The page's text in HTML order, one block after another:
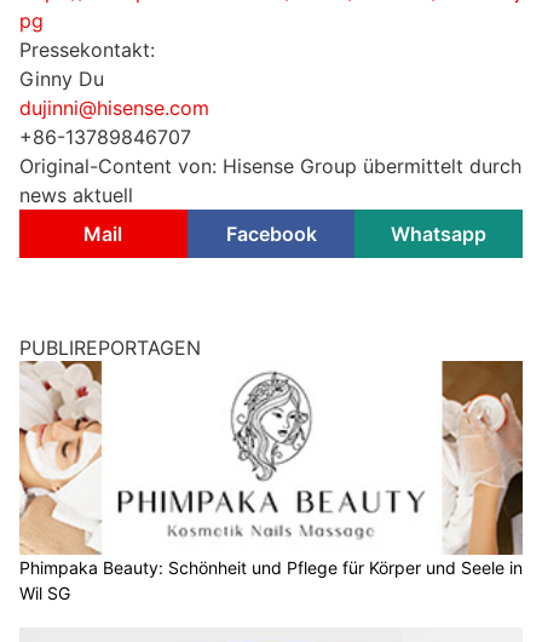
pg
Pressekontakt:
Ginny Du
dujinni@hisense.com
+86-13789846707
Original-Content von: Hisense Group übermittelt durch
news aktuell
Mail
Facebook Whatsapp
PUBLIREPORTAGEN
Phimpaka Beauty: Schönheit und Pflege für Körper und Seele in
Wil SG